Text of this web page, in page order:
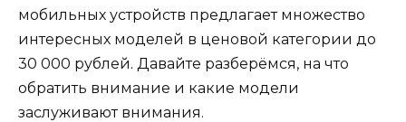
мобильных устройств предлагает множество
интересных моделей в ценовой категории до
30 000 рублей. Давайте разберёмся, на что
обратить внимание и какие модели
заслуживают внимания.